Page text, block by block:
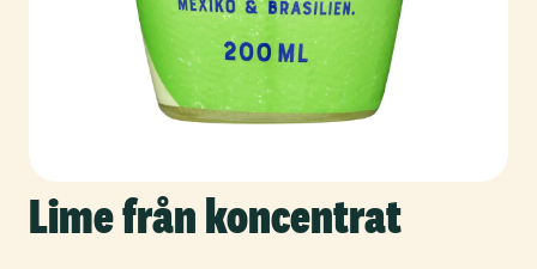
Lime från koncentrat